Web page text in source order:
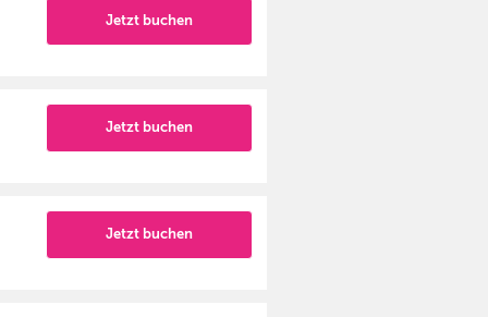
Jetzt buchen
Jetzt buchen
Jetzt buchen